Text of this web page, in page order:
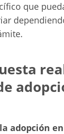
que
adopción